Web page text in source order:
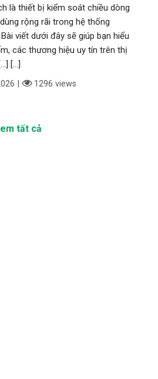
là thiết bị kiểm soát chiều dòng
rộng rãi trong hệ thống
viết dưới đây sẽ giúp bạn hiểu
các thương hiệu uy tín trên thị
[...]
1296 views
tất cả